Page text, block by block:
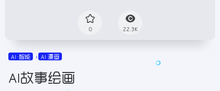
0 22.3K
AI•智能 AI 漫画
AI故事绘画